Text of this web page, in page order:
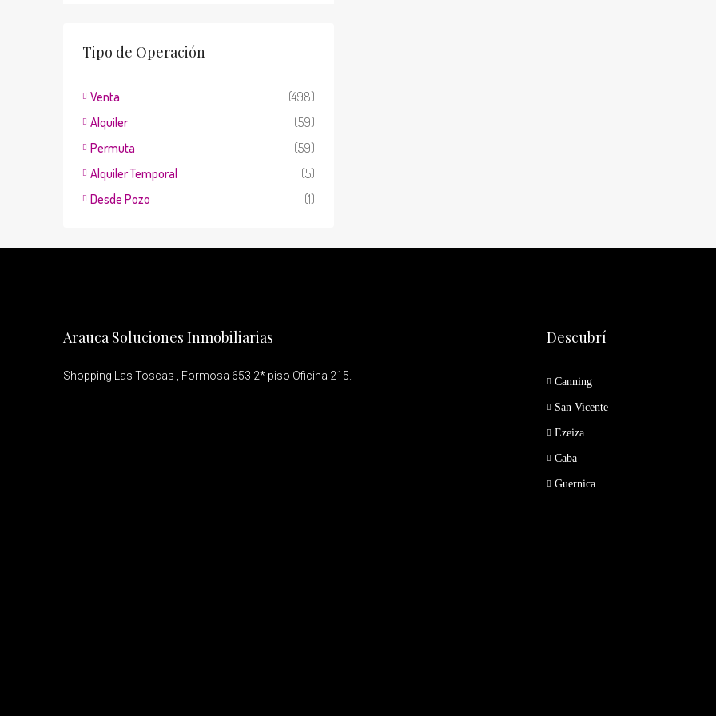
Tipo de Operación
Venta
(498)
Alquiler
(59)
Permuta
(59)
Alquiler Temporal
(5)
Desde Pozo
(1)
Arauca Soluciones Inmobiliarias
Shopping Las Toscas , Formosa 653 2* piso Oficina 215.
Descubrí
Canning
San Vicente
Ezeiza
Caba
Guernica